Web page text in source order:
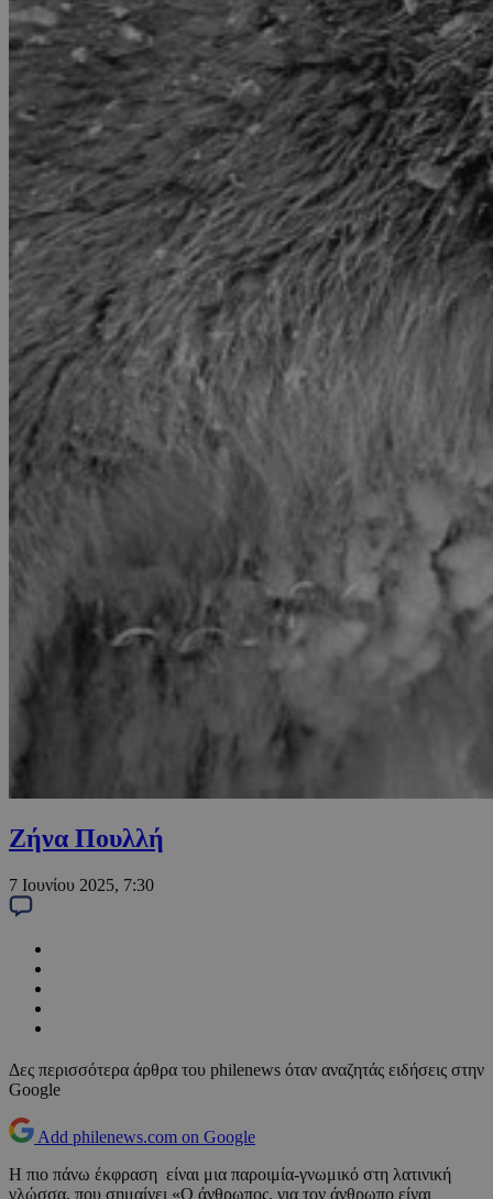
Ζήνα Πουλλή
7 Ιουνίου 2025, 7:30
Δες περισσότερα άρθρα του philenews όταν αναζητάς ειδήσεις στην
Google
Add philenews.com on Google
Η πιο πάνω έκφραση είναι μια παροιμία-γνωμικό στη λατινική
γλώσσα, που σημαίνει «Ο άνθρωπος, για τον άνθρωπο είναι